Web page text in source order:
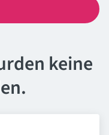
keine